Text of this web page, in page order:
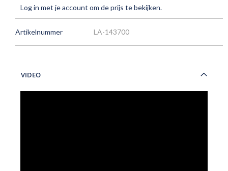
Log in met je account om de prijs te bekijken.
Artikelnummer LA-143700
VIDEO